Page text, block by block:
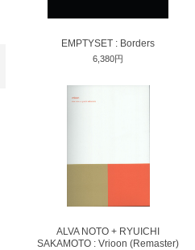
EMPTYSET : Borders
6,380円
ALVA NOTO + RYUICHI
SAKAMOTO : Vrioon (Remaster)